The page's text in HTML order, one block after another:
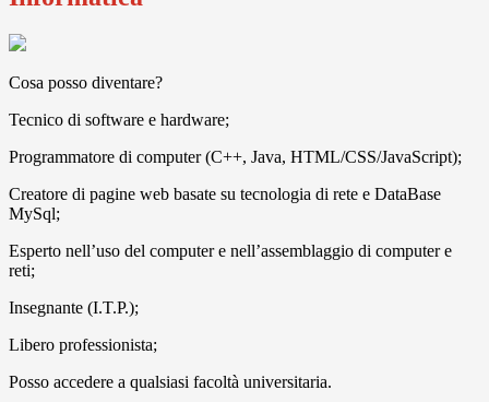
Cosa posso diventare?
Tecnico di software e hardware;
Programmatore di computer (C++, Java, HTML/CSS/JavaScript);
Creatore di pagine web basate su tecnologia di rete e DataBase
MySql;
Esperto nell’uso del computer e nell’assemblaggio di computer e
reti;
Insegnante (I.T.P.);
Libero professionista;
Posso accedere a qualsiasi facoltà universitaria.